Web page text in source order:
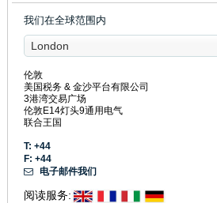
我们在全球范围内
伦敦
美国税务 & 金沙平台有限公司
3港湾交易广场
伦敦E14灯头9通用电气
联合王国
T: +44
F: +44
电子邮件我们
阅读服务: